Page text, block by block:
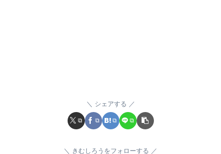
シェアする
きむしろうをフォローする